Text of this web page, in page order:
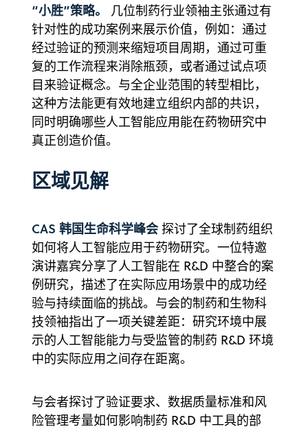
“小胜”策略。
几位制药行业领袖主张通过有
针对性的成功案例来展示价值，例如：通过
经过验证的预测来缩短项目周期，通过可重
复的工作流程来消除瓶颈，或者通过试点项
目来验证概念。与全企业范围的转型相比，
这种方法能更有效地建立组织内部的共识，
同时明确哪些人工智能应用能在药物研究中
真正创造价值。
区域见解
CAS 韩国生命科学峰会 探讨了全球制药组织
如何将人工智能应用于药物研究。一位特邀
演讲嘉宾分享了人工智能在 R&D 中整合的案
例研究，描述了在实际应用场景中的成功经
验与持续面临的挑战。与会的制药和生物科
技领袖指出了一项关键差距：研究环境中展
示的人工智能能力与受监管的制药 R&D 环境
中的实际应用之间存在距离。
与会者探讨了验证要求、数据质量标准和风
险管理考量如何影响制药 R&D 中工具的部